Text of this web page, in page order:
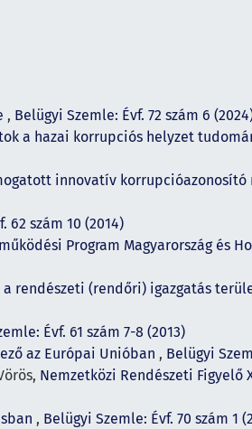
, Belügyi Szemle: Évf. 72 szám 6
a hazai korrupciós helyzet
innovatív korrupcióazonosító
62 szám 10 (2014)
Program Magyarország és
rendészeti (rendőri) igazgatás
Évf. 61 szám 7-8 (2013)
az Európai Unióban , Belügyi
Nemzetközi Rendészeti Figyelő
, Belügyi Szemle: Évf. 70 szám 1